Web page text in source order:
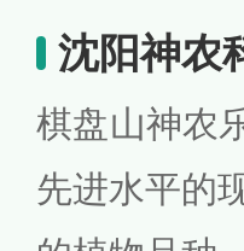
沈阳神农
棋盘山神农
先进水平的